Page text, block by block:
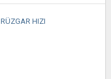
RÜZGAR HIZI